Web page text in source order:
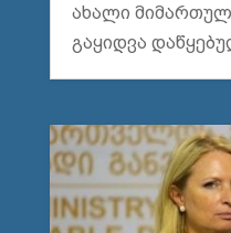
ახალი
გაყიდვა